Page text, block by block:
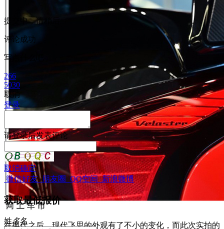
在换代之后，现代飞思的外观有了不小的变化，而此次实拍的
提交中，请稍后...
评论成功
写点什么吧
266
5030
取消
登录
请登录后发表评论
取消确定
微信好友 朋友圈 QQ空间 新浪微博
获取最低报价
姓名名